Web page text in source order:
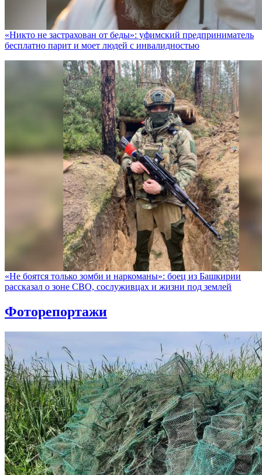
«Никто не заcтрахован от беды»: уфимский предприниматель
бесплатно парит и моет людей с инвалидностью
«Не боятся только зомби и наркоманы»: боец из Башкирии
рассказал о зоне СВО, сослуживцах и жизни под землей
Фоторепортажи